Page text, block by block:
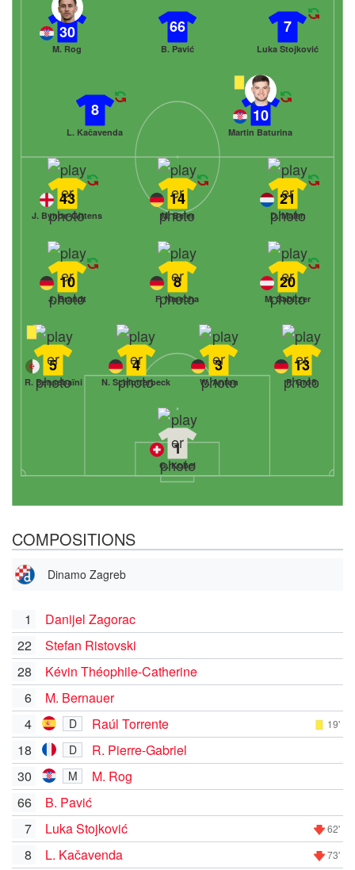
7
Luka Stojković
66
B. Pavić
30
M. Rog
10
Martin Baturina
8
L. Kačavenda
1
G. Kobel
5
R. Bensebaïni
4
N. Schlotterbeck
3
W. Anton
13
P. Groß
10
J. Brandt
8
F. Nmecha
20
M. Sabitzer
43
J. Bynoe-Gittens
14
M. Beier
21
D. Malen
COMPOSITIONS
Dinamo Zagreb
1
Danijel Zagorac
22
Stefan Ristovski
28
Kévin Théophile-Catherine
6
M. Bernauer
4
D Raúl Torrente 19'
18 D
R. Pierre-Gabriel
30
M
M. Rog
66
B. Pavić
7
Luka Stojković 62'
8 L. Kačavenda 73'